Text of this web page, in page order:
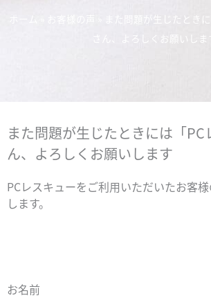
また問題が生じたとき
さん、よろしくお願いしま
また問題が生じたときには「PC
ん、よろしくお願いします
PCレスキューをご利用いただいたお客
します。
お名前